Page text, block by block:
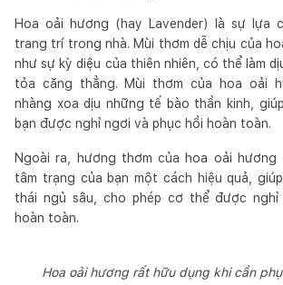
Hoa oải hương (hay Lavender) là sự lựa
trang trí trong nhà. Mùi thơm dễ chịu của
như sự kỳ diệu của thiên nhiên, có thể làm
tỏa căng thẳng. Mùi thơm của hoa oải
nhàng xoa dịu những tế bào thần kinh,
bạn được nghỉ ngơi và phục hồi hoàn toàn.
Ngoài ra, hương thơm của hoa oải hương
tâm trạng của bạn một cách hiệu quả,
thái ngủ sâu, cho phép cơ thể được
hoàn toàn.
Hoa oải hương rất hữu dụng khi cần